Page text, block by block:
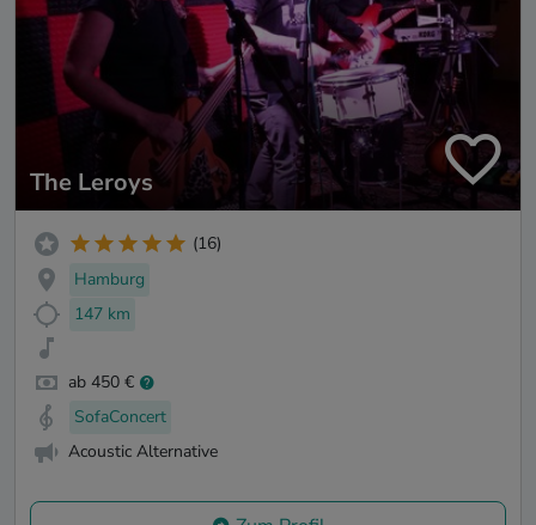
The Leroys
(16)
Hamburg
147 km
ab 450 €
SofaConcert
Acoustic Alternative